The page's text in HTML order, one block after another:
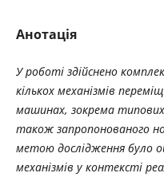
Анотація
У роботі здійснено
кількох механізмів
машинах, зокрема
також запропонованого
метою дослідження було
механізмів у контексті